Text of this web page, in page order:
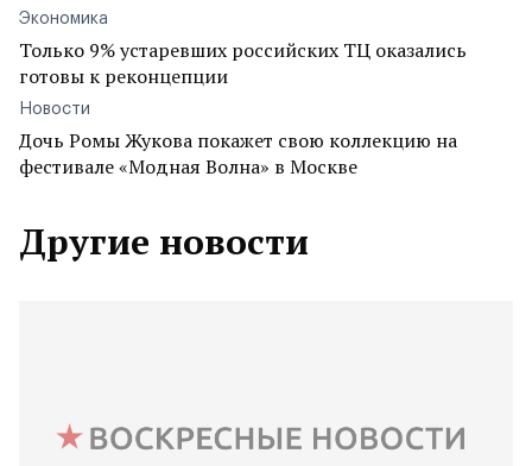
Экономика
Только 9% устаревших российских ТЦ оказались
готовы к реконцепции
Новости
Дочь Ромы Жукова покажет свою коллекцию на
фестивале «Модная Волна» в Москве
Другие новости